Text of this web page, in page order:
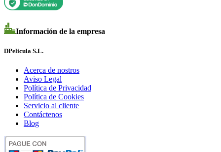
Información de la empresa
DPelicula S.L.
Acerca de nostros
Aviso Legal
Política de Privacidad
Política de Cookies
Servicio al cliente
Contáctenos
Blog